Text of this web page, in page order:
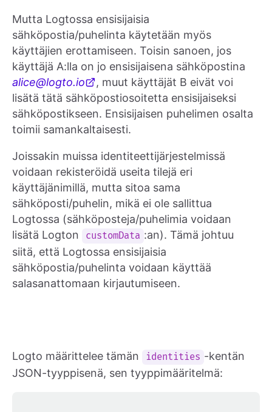
Mutta Logtossa ensisijaisia
sähköpostia/puhelinta käytetään myös
käyttäjien erottamiseen. Toisin sanoen, jos
käyttäjä A:lla on jo ensisijaisena sähköpostina
alice@logto.io
, muut käyttäjät B eivät voi
lisätä tätä sähköpostiosoitetta ensisijaiseksi
sähköpostikseen. Ensisijaisen puhelimen osalta
toimii samankaltaisesti.
Joissakin muissa identiteettijärjestelmissä
voidaan rekisteröidä useita tilejä eri
käyttäjänimillä, mutta sitoa sama
sähköposti/puhelin, mikä ei ole sallittua
Logtossa (sähköposteja/puhelimia voidaan
lisätä Logton
customData :an). Tämä johtuu
siitä, että Logtossa ensisijaisia
sähköpostia/puhelinta voidaan käyttää
salasanattomaan kirjautumiseen.
Logto määrittelee tämän identities -kentän
JSON-tyyppisenä, sen tyyppimääritelmä: